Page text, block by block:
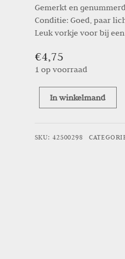
Gemerkt en
Conditie: Goed, paar
Leuk vorkje voor bij
€4,75
1 op voorraad
vorkje
In winkelmand
SKU: 42500298